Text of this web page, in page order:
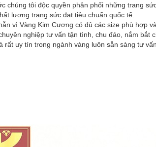
chúng tôi độc quyền phân phối những trang
lượng trang sức đạt tiêu chuẩn quốc tế.
vì Vàng Kim Cương có đủ các size phù hợp
nghiệp tư vấn tận tình, chu đáo, nắm
uy tín trong ngành vàng luôn sẵn sàng tư